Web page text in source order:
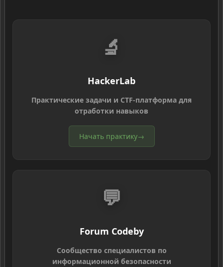
🔬
HackerLab
Практические задачи и CTF-платформа для
отработки навыков
Начать практику→
💬
Forum Codeby
Сообщество специалистов по
информационной безопасности